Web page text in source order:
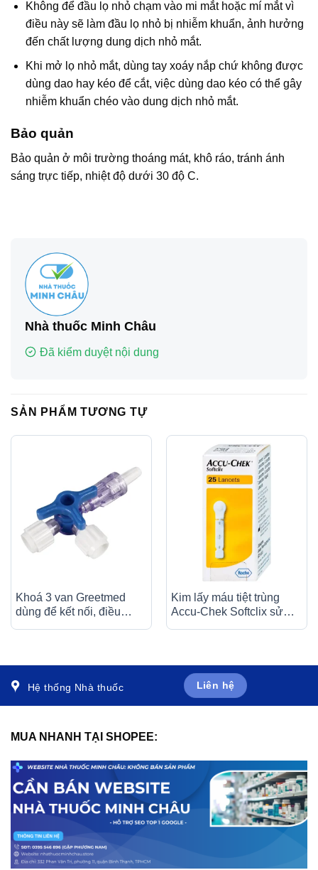
Không để đầu lọ nhỏ chạm vào mi mắt hoặc mí mắt vì
điều này sẽ làm đầu lọ nhỏ bị nhiễm khuẩn, ảnh hưởng
đến chất lượng dung dịch nhỏ mắt.
Khi mở lọ nhỏ mắt, dùng tay xoáy nắp chứ không được
dùng dao hay kéo để cắt, việc dùng dao kéo có thể gây
nhiễm khuẩn chéo vào dung dịch nhỏ mắt.
Bảo quản
Bảo quản ở môi trường thoáng mát, khô ráo, tránh ánh
sáng trực tiếp, nhiệt độ dưới 30 độ C.
Nhà thuốc Minh Châu
Đã kiểm duyệt nội dung
SẢN PHẨM TƯƠNG TỰ
Khoá 3 van Greetmed
dùng để kết nối, điều
Kim lấy máu tiệt trùng
Accu-Chek Softclix sử
Hệ thống Nhà thuốc Liên hệ
MUA NHANH TẠI SHOPEE: